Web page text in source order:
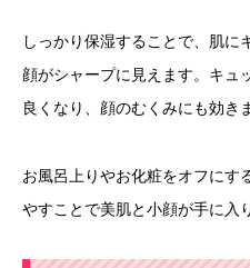
しっかり保湿することで、肌に
顔がシャープに見えます。キュ
良くなり、顔のむくみにも効き
お風呂上りやお化粧をオフにす
やすことで美肌と小顔が手に入